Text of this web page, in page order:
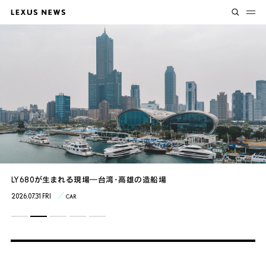
Lexus Circuit Experience “Plus”走る歓び、その先へ
2026.08.05 WED EXPERIENCE
LY680が生まれる現場―台湾・高雄の造船場
2026.07.31 FRI CAR
GX2年目のBAJA1000への挑戦が始まる
2026.07.30 THU SPORT
4組のクリエイターのアイデアから得た新たなモビリティの可能性
2026.07.27 MON ART / DESIGN
室屋選手が完全優勝 Air Race X 2026 Race 2 Report
2026.07.24 FRI SPORT